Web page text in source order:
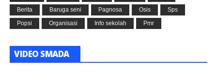
Berita
Baruga seni Pagnosa Osis
Sps
Popsi
Organisasi Info sekolah Pmr
VIDEO SMADA